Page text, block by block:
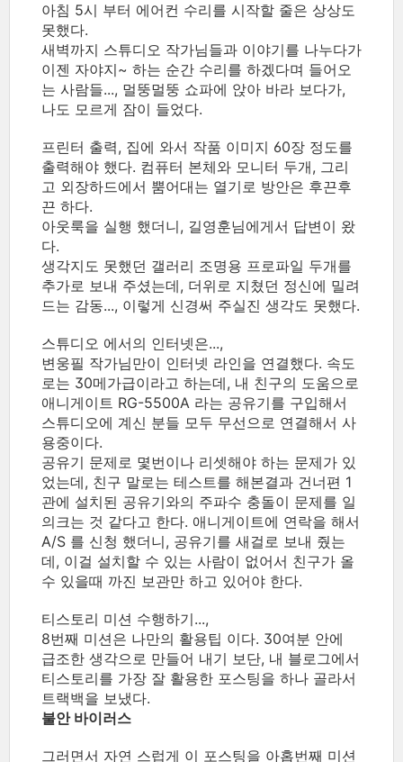
아침 5시 부터 에어컨 수리를 시작할 줄은 상상도
못했다.
새벽까지 스튜디오 작가님들과 이야기를 나누다가
이젠 자야지~ 하는 순간 수리를 하겠다며 들어오
는 사람들..., 멀뚱멀뚱 쇼파에 앉아 바라 보다가,
나도 모르게 잠이 들었다.
프린터 출력, 집에 와서 작품 이미지 60장 정도를
출력해야 했다. 컴퓨터 본체와 모니터 두개, 그리
고 외장하드에서 뿜어대는 열기로 방안은 후끈후
끈 하다.
아웃룩을 실행 했더니, 길영훈님에게서 답변이 왔
다.
생각지도 못했던 갤러리 조명용 프로파일 두개를
추가로 보내 주셨는데, 더위로 지쳤던 정신에 밀려
드는 감동..., 이렇게 신경써 주실진 생각도 못했다.
스튜디오 에서의 인터넷은...,
변웅필 작가님만이 인터넷 라인을 연결했다. 속도
로는 30메가급이라고 하는데, 내 친구의 도움으로
애니게이트 RG-5500A 라는 공유기를 구입해서
스튜디오에 계신 분들 모두 무선으로 연결해서 사
용중이다.
공유기 문제로 몇번이나 리셋해야 하는 문제가 있
었는데, 친구 말로는 테스트를 해본결과 건너편 1
관에 설치된 공유기와의 주파수 충돌이 문제를 일
의크는 것 같다고 한다. 애니게이트에 연락을 해서
A/S 를 신청 했더니, 공유기를 새걸로 보내 줬는
데, 이걸 설치할 수 있는 사람이 없어서 친구가 올
수 있을때 까진 보관만 하고 있어야 한다.
티스토리 미션 수행하기...,
8번째 미션은 나만의 활용팁 이다. 30여분 안에
급조한 생각으로 만들어 내기 보단, 내 블로그에서
티스토리를 가장 잘 활용한 포스팅을 하나 골라서
트랙백을 보냈다.
불안 바이러스
그러면서 자연 스럽게 이 포스팅을 아홉번째 미션